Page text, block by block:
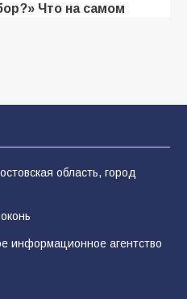
Что на самом
дорожные работы
в России в 2026 году
дали ответ
область, город
информационное агентство